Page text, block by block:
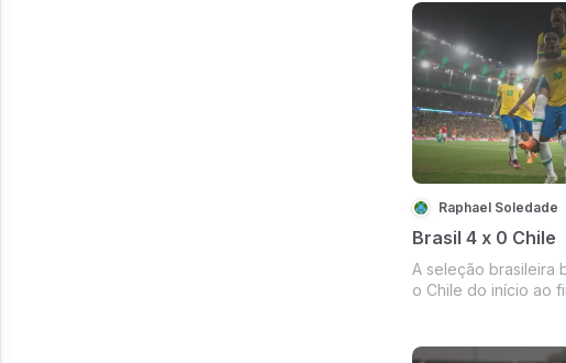
primeiro gol saiu
jogada individual do
o Lázaro e o Gabigol
Raphael Soledade
Brasil 4 x 0 Chile
A seleção brasileira
o Chile do início ao
reposição de bola